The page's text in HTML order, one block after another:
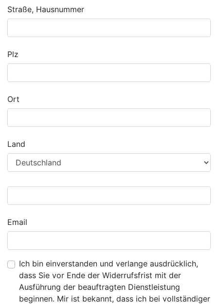
Straße, Hausnummer
Plz
Ort
Land
Email
Ich bin einverstanden und verlange ausdrücklich,
dass Sie vor Ende der Widerrufsfrist mit der
Ausführung der beauftragten Dienstleistung
beginnen. Mir ist bekannt, dass ich bei vollständiger